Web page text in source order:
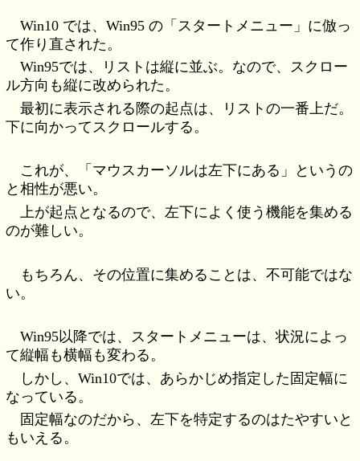
Win10 では、Win95 の「スタートメニュー」に倣っ
て作り直された。
Win95では、リストは縦に並ぶ。なので、スクロー
ル方向も縦に改められた。
最初に表示される際の起点は、リストの一番上だ。
下に向かってスクロールする。
これが、「マウスカーソルは左下にある」というの
と相性が悪い。
上が起点となるので、左下によく使う機能を集める
のが難しい。
もちろん、その位置に集めることは、不可能ではな
い。
Win95以降では、スタートメニューは、状況によっ
て縦幅も横幅も変わる。
しかし、Win10では、あらかじめ指定した固定幅に
なっている。
固定幅なのだから、左下を特定するのはたやすいと
もいえる。